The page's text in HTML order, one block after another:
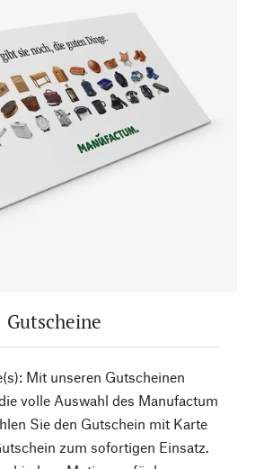
Gutscheine
Mit unseren Gutscheinen
volle Auswahl des Manufactum
Sie den Gutschein mit Karte
zum sofortigen Einsatz.